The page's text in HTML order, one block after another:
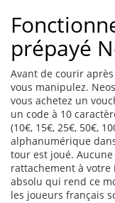
prépayé
Avant de courir
vous manipulez.
vous achetez un
un code à 10
(10€, 15€, 25€, 50€,
alphanumérique
tour est joué.
rattachement à votre
absolu qui rend ce
les joueurs français